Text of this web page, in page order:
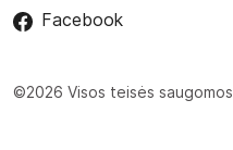
Facebook
©2026 Visos teisės saugomos